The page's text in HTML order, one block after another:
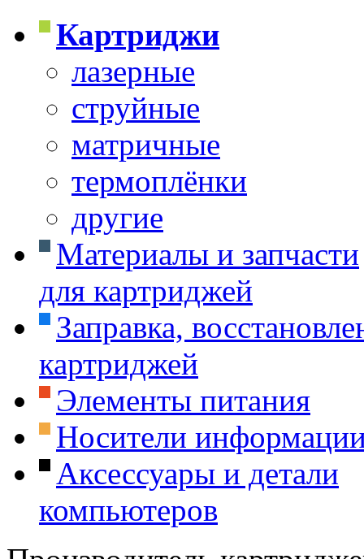
Картриджи
лазерные
струйные
матричные
термоплёнки
другие
Материалы и запчасти
для картриджей
Заправка,
картриджей
Элементы питания
Носители
Аксессуары и детали
компьютеров